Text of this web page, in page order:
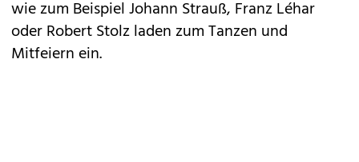
wie zum Beispiel Johann Strauß, Franz Léhar
oder Robert Stolz laden zum Tanzen und
Mitfeiern ein.